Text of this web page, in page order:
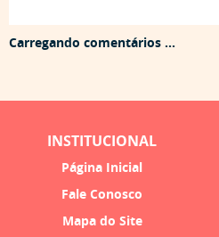
Carregando comentários ...
INSTITUCIONAL
Página Inicial
Fale Conosco
Mapa do Site